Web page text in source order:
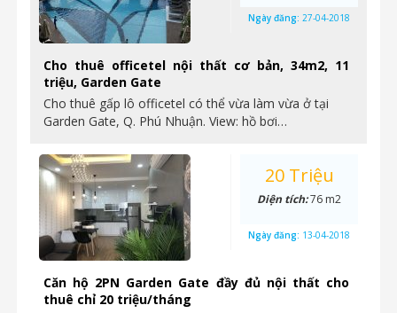
Cho thuê officetel nội thất cơ bản, 34m2, 11
triệu, Garden Gate
Cho thuê gấp lô officetel có thể vừa làm vừa ở tại
Garden Gate, Q. Phú Nhuận. View: hồ bơi…
Ngày đăng: 27-04-2018
Căn hộ 2PN Garden Gate đầy đủ nội thất cho
thuê chỉ 20 triệu/tháng
20 Triệu
Diện tích:76 m2
Ngày đăng: 13-04-2018